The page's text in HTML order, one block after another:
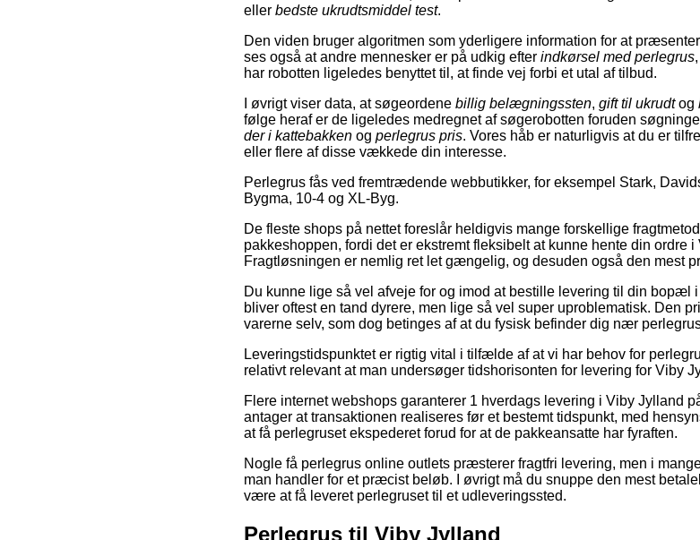
eller bedste ukrudtsmiddel test.
Den viden bruger algoritmen som yderligere information for at
ses også at andre mennesker er på udkig efter indkørsel med perlegrus,
har robotten ligeledes benyttet til, at finde vej forbi et utal af tilbud.
I øvrigt viser data, at søgeordene billig belægningssten, gift til ukrudtog
følge heraf er de ligeledes medregnet af søgerobotten foruden
der i kattebakken og perlegrus pris. Vores håb er naturligvis at du er
eller flere af disse vækkede din interesse.
Perlegrus fås ved fremtrædende webbutikker, for eksempel Stark,
Bygma, 10-4 og XL-Byg.
De fleste shops på nettet foreslår heldigvis mange forskellige
pakkeshoppen, fordi det er ekstremt fleksibelt at kunne hente din ordre
Fragtløsningen er nemlig ret let gængelig, og desuden også den mest
Du kunne lige så vel afveje for og imod at bestille levering til din bopæl
bliver oftest en tand dyrere, men lige så vel super uproblematisk. Den
varerne selv, som dog betinges af at du fysisk befinder dig nær
Leveringstidspunktet er rigtig vital i tilfælde af at vi har behov for
relativt relevant at man undersøger tidshorisonten for levering for Viby
Flere internet webshops garanterer 1 hverdags levering i Viby Jylland
antager at transaktionen realiseres før et bestemt tidspunkt, med
at få perlegruset ekspederet forud for at de pakkeansatte har fyraften.
Nogle få perlegrus online outlets præsterer fragtfri levering, men i
man handler for et præcist beløb. I øvrigt må du snuppe den mest
være at få leveret perlegruset til et udleveringssted.
Perlegrus til Viby Jylland